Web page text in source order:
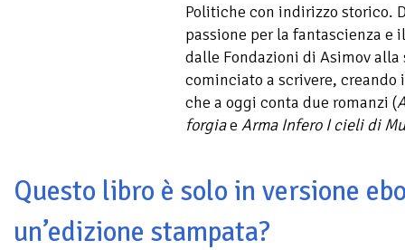
Politiche con indirizzo storico.
passione per la fantascienza e
dalle Fondazioni di Asimov alla
cominciato a scrivere,
che a oggi conta due romanzi (
forgiae Arma Infero I cieli di
Questo libro è solo in versione
un’edizione stampata?